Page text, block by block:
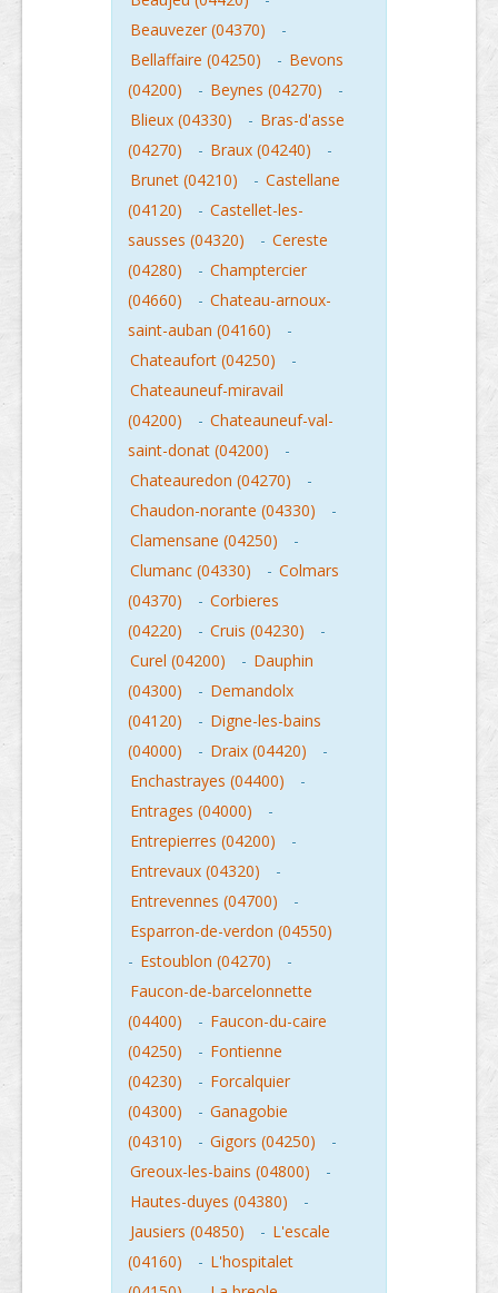
Beauvezer (04370)
-
Bellaffaire (04250)
- Bevons
(04200)
- Beynes (04270)
-
Blieux (04330)
- Bras-d'asse
(04270)
- Braux (04240)
-
Brunet (04210)
- Castellane
(04120)
- Castellet-les-
sausses (04320)
- Cereste
(04280)
- Champtercier
(04660)
- Chateau-arnoux-
saint-auban (04160)
-
Chateaufort (04250)
-
Chateauneuf-miravail
(04200)
- Chateauneuf-val-
saint-donat (04200)
-
Chateauredon (04270)
-
Chaudon-norante (04330)
-
Clamensane (04250)
-
Clumanc (04330)
- Colmars
(04370)
- Corbieres
(04220)
- Cruis (04230)
-
Curel (04200)
- Dauphin
(04300)
- Demandolx
(04120)
- Digne-les-bains
(04000)
- Draix (04420)
-
Enchastrayes (04400)
-
Entrages (04000)
-
Entrepierres (04200)
-
Entrevaux (04320)
-
Entrevennes (04700)
-
Esparron-de-verdon (04550)
- Estoublon (04270)
-
Faucon-de-barcelonnette
(04400)
- Faucon-du-caire
(04250)
- Fontienne
(04230)
- Forcalquier
(04300)
- Ganagobie
(04310)
- Gigors (04250)
-
Greoux-les-bains (04800)
-
Hautes-duyes (04380)
-
Jausiers (04850)
- L'escale
(04160)
- L'hospitalet